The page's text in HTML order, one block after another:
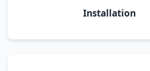
Installation